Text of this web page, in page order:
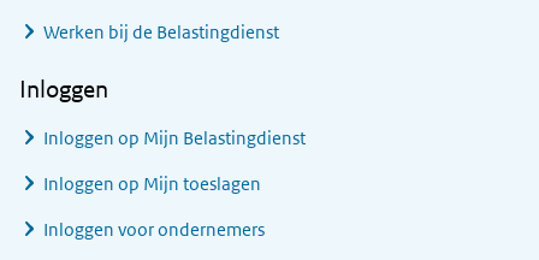
Werken bij de Belastingdienst
Inloggen
Inloggen op Mijn Belastingdienst
Inloggen op Mijn toeslagen
Inloggen voor ondernemers